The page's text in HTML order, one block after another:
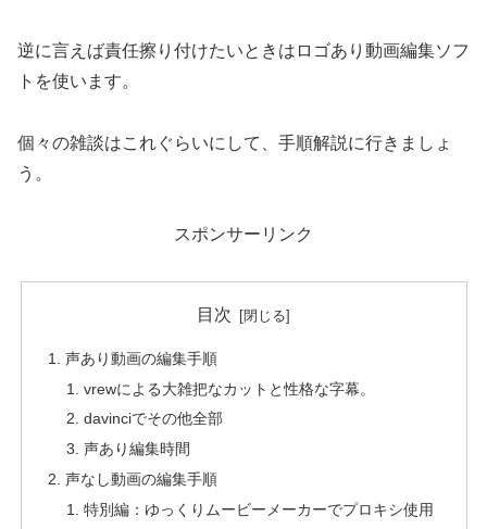
逆に言えば責任擦り付けたいときはロゴあり動画編集ソフ
トを使います。
個々の雑談はこれぐらいにして、手順解説に行きましょ
う。
スポンサーリンク
目次
声あり動画の編集手順
vrewによる大雑把なカットと性格な字幕。
davinciでその他全部
声あり編集時間
声なし動画の編集手順
特別編：ゆっくりムービーメーカーでプロキシ使用